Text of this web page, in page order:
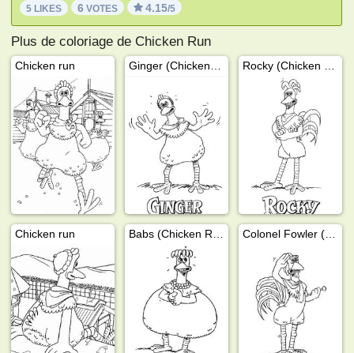
5 LIKES 6 VOTES 4.15/5
Plus de coloriage de Chicken Run
Chicken run
Chicken run